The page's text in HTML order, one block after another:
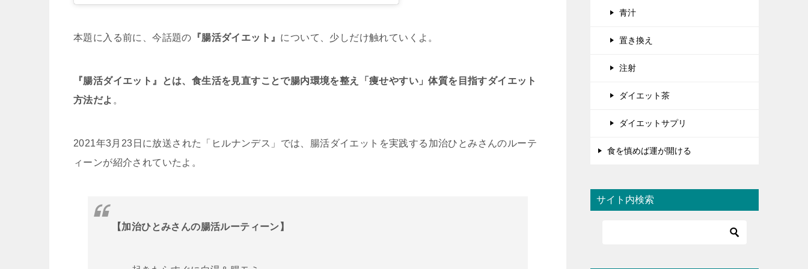
本題に入る前に、今話題の 『腸活ダイエット』 について、少しだけ触れていくよ。
『腸活ダイエット』とは、食生活を見直すことで腸内環境を整え「痩せやすい」体質を目指すダイエット
方法だよ 。
2021年3月23日に放送された「ヒルナンデス」では、腸活ダイエットを実践する加治ひとみさんのルーテ
ィーンが紹介されていたよ。
【加治ひとみさんの腸活ルーティーン】
青汁
置き換え
注射
ダイエット茶
ダイエットサプリ
食を慎めば運が開ける
サイト内検索